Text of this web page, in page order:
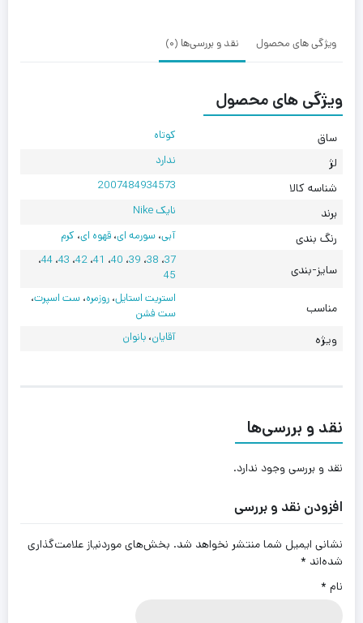
ویژگی های محصول نقد و بررسی‌ها (0)
ویژگی های محصول
ساق کوتاه
لژ ندارد
شناسه کالا 2007484934573
برند نایک Nike
رنگ بندی آبی،سورمه ای،قهوه ای، کرم
سایز-بندی
37، 38، 39، 40، 41،42، 43،44،
45
مناسب
استریت استایل،روزمره،ست اسپرت،
ست فشن
ویژه آقایان،بانوان
نقد و بررسی‌ها
نقد و بررسی وجود ندارد.
افزودن نقد و بررسی
نشانی ایمیل شما منتشر نخواهد شد. بخش‌های موردنیاز علامت‌گذاری
شده‌اند *
نام *